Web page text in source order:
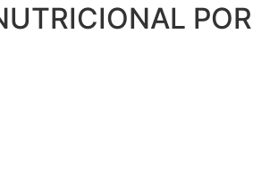
POR
Lípidos, Dos quais saturados 14g 4,68g;